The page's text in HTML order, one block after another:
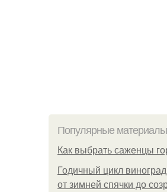
Популярные материалы
Как выбрать саженцы
Годичный цикл
от зимней спячки до